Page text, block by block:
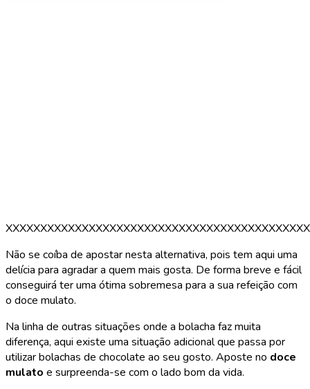
Não se coíba de apostar nesta alternativa, pois tem aqui uma
delícia para agradar a quem mais gosta. De forma breve e fácil
conseguirá ter uma ótima sobremesa para a sua refeição com
o doce mulato.
Na linha de outras situações onde a bolacha faz muita
diferença, aqui existe uma situação adicional que passa por
utilizar bolachas de chocolate ao seu gosto. Aposte no doce
mulato e surpreenda-se com o lado bom da vida.